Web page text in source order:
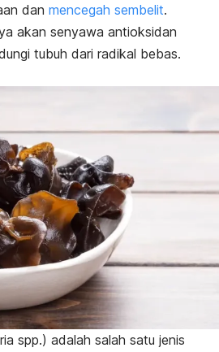
dan mencegah sembelit.
akan senyawa antioksidan
tubuh dari radikal bebas.
spp.) adalah salah satu jenis